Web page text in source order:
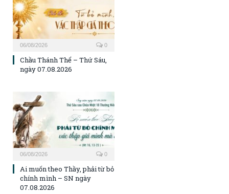
06/08/2026 0
Chầu Thánh Thể – Thứ Sáu,
ngày 07.08.2026
06/08/2026 0
Ai muốn theo Thầy, phải từ bỏ
chính mình – SN ngày
07.08.2026